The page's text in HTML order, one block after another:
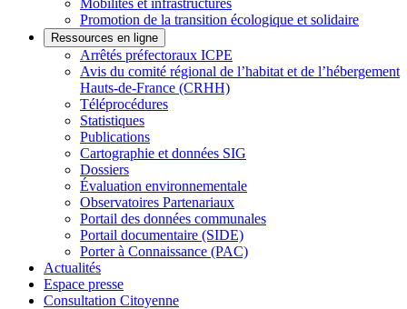
Mobilités et infrastructures
Promotion de la transition écologique et solidaire
Ressources en ligne
Arrêtés préfectoraux ICPE
Avis du comité régional de l’habitat et de l’hébergement
Hauts-de-France (CRHH)
Téléprocédures
Statistiques
Publications
Cartographie et données SIG
Dossiers
Évaluation environnementale
Observatoires Partenariaux
Portail des données communales
Portail documentaire (SIDE)
Porter à Connaissance (PAC)
Actualités
Espace presse
Consultation Citoyenne